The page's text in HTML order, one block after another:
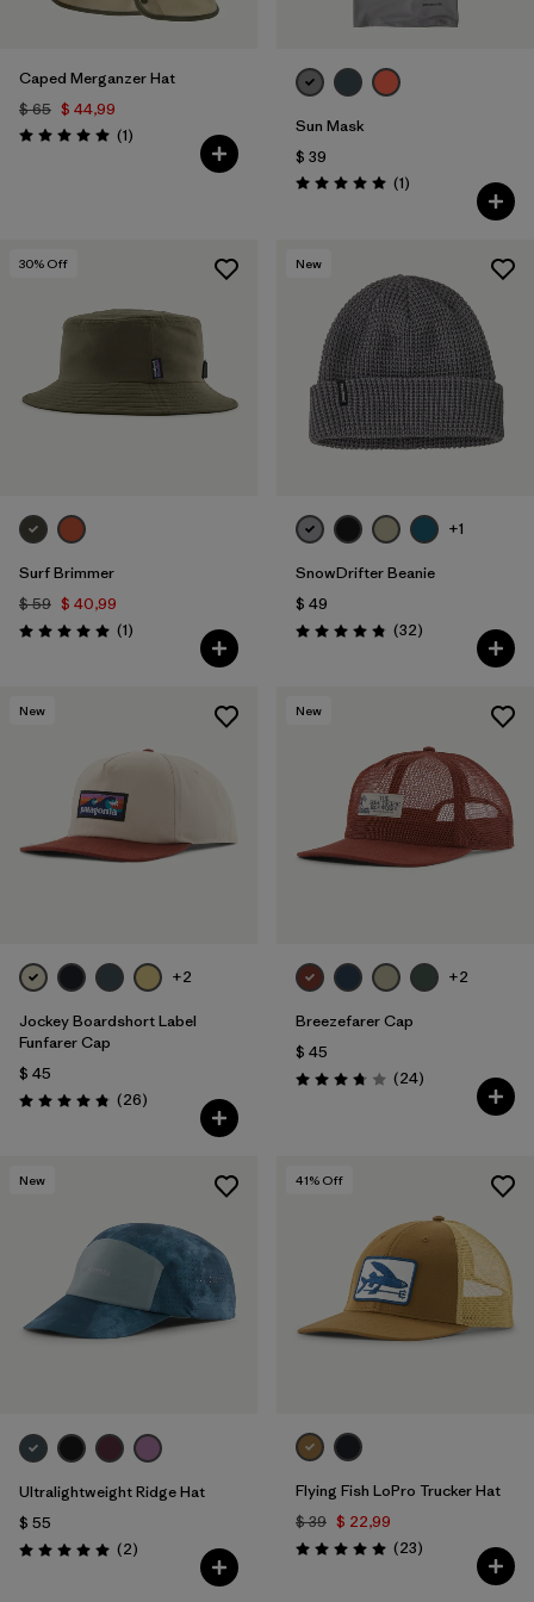
Caped Merganzer Hat
$ 65 $ 44,99
Valoración: 5.0 / 5
(1Comentarios
)
Sun Mask
$ 39
Valoración: 5.0 / 5
(1Comentarios
)
30% Off
Surf Brimmer
$ 59 $ 40,99
Valoración: 5.0 / 5
(1Comentarios
)
New
+1
SnowDrifter Beanie
$ 49
Valoración: 4.8 / 5
(32Comentarios
)
New
+2
Jockey Boardshort Label
Funfarer Cap
$ 45
Valoración: 4.8 / 5
(26Comentarios
)
New
+2
Breezefarer Cap
$ 45
Valoración: 3.8 / 5
(24Comentarios
)
New
Ultralightweight Ridge Hat
$ 55
Valoración: 5.0 / 5
(2Comentarios
)
41% Off
Flying Fish LoPro Trucker Hat
$ 39 $ 22,99
Valoración: 5.0 / 5
(23Comentarios
)